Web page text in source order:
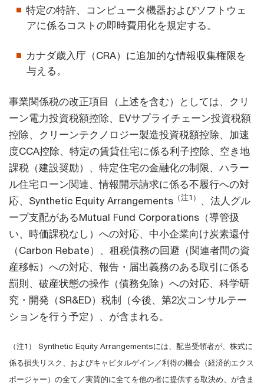
特定の特許、コンピュータ機器およびソフトウェ
アに係るコストの即時費用化を規定する。
カナダ歳入庁（CRA）に追加的な情報収集権限を
与える。
事業関係税の改正項目（上述を含む）としては、クリ
ーン電力投資税額控除、EVサプライチェーン投資税額
控除、クリーンテクノロジー製造投資税額控除、加速
度CCA控除、特定の賃貸住宅に係る利子控除、空き地
課税（建設奨励）、特定住宅の金融化の制限、ハラー
ル住宅ローン関連、情報開示請求に係る不履行への対
応、Synthetic Equity Arrangements （注1）
、法人グル
ープ支配があるMutual Fund Corporations（導管扱
い、時価課税なし）への対応、中小企業向け炭素還付
（Carbon Rebate）、租税債務の回避（関連者間の資
産移転）への対応、報告・届出義務のある取引に係る
罰則、破産状態の操作（債務免除）への対応、科学研
究・開発（SR&ED）税制（今後、第2次コンサルテー
ションを行う予定）、が含まれる。
（注1） Synthetic Equity Arrangementsには、配当受領者が、株式に
係る損失リスク、およびキャピタルゲイン／利得の機会（経済的エクス
ポージャー）の全て／実質的に全てを他の者に提供する取決め、が含ま